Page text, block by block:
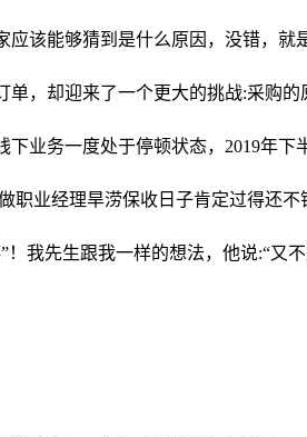
该能够猜到是什么原因，没错，
，却迎来了一个更大的挑战:采购
业务一度处于停顿状态，2019年
业经理旱涝保收日子肯定过得还
我先生跟我一样的想法，他说:“又